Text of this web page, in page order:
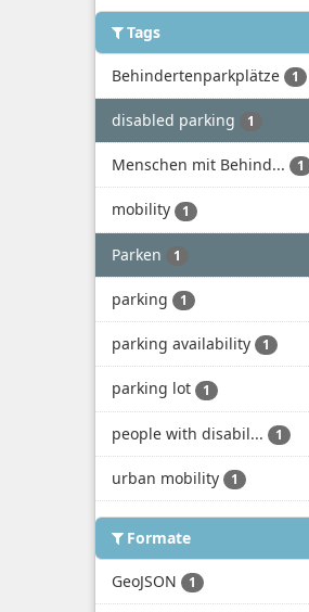
Tags
Behindertenparkplätze 1
disabled parking 1
Menschen mit Behind... 1
mobility 1
Parken 1
parking 1
parking availability 1
parking lot 1
people with disabil... 1
urban mobility 1
Formate
GeoJSON 1